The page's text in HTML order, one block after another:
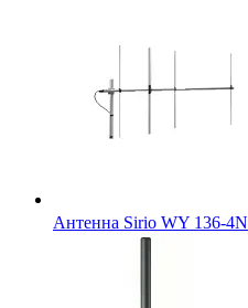
Антенна Sirio WY 136-4N